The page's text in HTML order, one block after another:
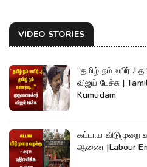
VIDEO STORIES
“தமிழ் நம் உயிர்..!
விஜய் பேச்சு |
Kumudam
கட்டாய விடுமுறை
ஆணை